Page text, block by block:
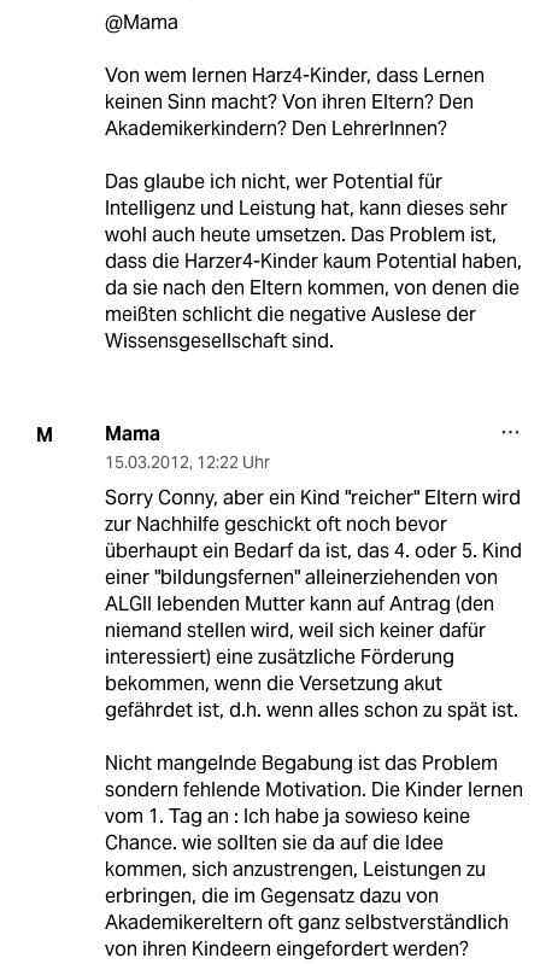
@Mama
Von wem lernen Harz4-Kinder, dass Lernen
keinen Sinn macht? Von ihren Eltern? Den
Akademikerkindern? Den LehrerInnen?
Das glaube ich nicht, wer Potential für
Intelligenz und Leistung hat, kann dieses sehr
wohl auch heute umsetzen. Das Problem ist,
dass die Harzer4-Kinder kaum Potential haben,
da sie nach den Eltern kommen, von denen die
meißten schlicht die negative Auslese der
Wissensgesellschaft sind.
M Mama
15.03.2012, 12:22 Uhr
Sorry Conny, aber ein Kind "reicher" Eltern wird
zur Nachhilfe geschickt oft noch bevor
überhaupt ein Bedarf da ist, das 4. oder 5. Kind
einer "bildungsfernen" alleinerziehenden von
ALGII lebenden Mutter kann auf Antrag (den
niemand stellen wird, weil sich keiner dafür
interessiert) eine zusätzliche Förderung
bekommen, wenn die Versetzung akut
gefährdet ist, d.h. wenn alles schon zu spät ist.
Nicht mangelnde Begabung ist das Problem
sondern fehlende Motivation. Die Kinder lernen
vom 1. Tag an : Ich habe ja sowieso keine
Chance. wie sollten sie da auf die Idee
kommen, sich anzustrengen, Leistungen zu
erbringen, die im Gegensatz dazu von
Akademikereltern oft ganz selbstverständlich
von ihren Kindeern eingefordert werden?